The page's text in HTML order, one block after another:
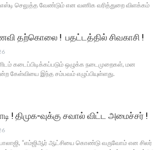
செலுத்த வேண்டும் என வணிக வரித்துறை விளக்கம்
தற்கொலை ! பதட்டத்தில் சிவகாசி !
கடைப்பிடிக்கப்படும் ஒழுக்க நடைமுறைகள், மன
கேள்வியை இந்த சம்பவம் எழுப்பியுள்ளது.
! திமுக-வுக்கு சவால் விட்ட அமைச்சர் !
“எம்ஜிஆர் ஆட்சியை கொண்டு வருவோம் என சிலர்